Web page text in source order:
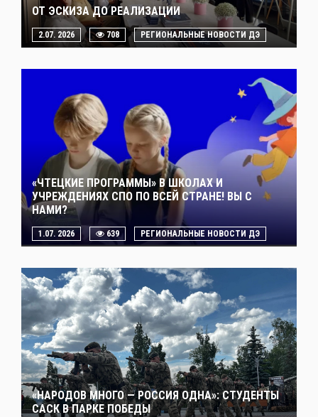
ОТ ЭСКИЗА ДО РЕАЛИЗАЦИИ
2.07. 2026 708 РЕГИОНАЛЬНЫЕ НОВОСТИ ДЭ
«ЧТЕЦКИЕ ПРОГРАММЫ» В ШКОЛАХ И
УЧРЕЖДЕНИЯХ СПО ПО ВСЕЙ СТРАНЕ! ВЫ С
НАМИ?
1.07. 2026 639 РЕГИОНАЛЬНЫЕ НОВОСТИ ДЭ
«НАРОДОВ МНОГО — РОССИЯ ОДНА»: СТУДЕНТЫ
САСК В ПАРКЕ ПОБЕДЫ